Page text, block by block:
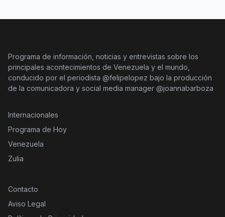
Programa de información, noticias y entrevistas sobre los
principales acontecimientos de Venezuela y el mundo,
conducido por el periodista @felipelopez bajo la producción
de la comunicadora y social media manager @joannabarboza
Internacionales
Programa de Hoy
Venezuela
Zulia
Contacto
Aviso Legal